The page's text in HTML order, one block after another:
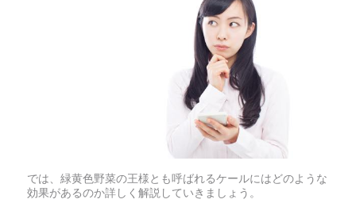
では、緑黄色野菜の王様とも呼ばれるケールにはどのような
効果があるのか詳しく解説していきましょう。